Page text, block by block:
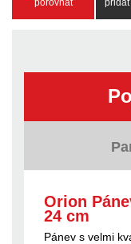
porovnat
Orion
24 cm
Pánev s velmi